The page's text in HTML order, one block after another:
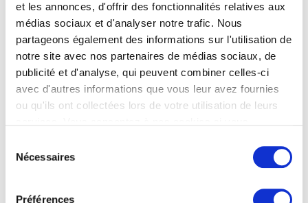
et les annonces, d'offrir des fonctionnalités relatives aux
médias sociaux et d'analyser notre trafic. Nous
partageons également des informations sur l'utilisation de
notre site avec nos partenaires de médias sociaux, de
publicité et d'analyse, qui peuvent combiner celles-ci
avec d'autres informations que vous leur avez fournies
ou qu'ils ont collectées lors de votre utilisation de leurs
Nécessaires
Préférences
précédentes expériences, on a tout fait pour
brimer les profils seniors et leur dire non :
‘Vous êtes mignons mais les initiatives, vous
gardez ça pour chez vous !’» Le défi pour les
startups est donc de créer un environnement
qui valorise cette expérience tout en
C’est à nous aussi, les startups,
d’aller chercher les seniors et de stimuler les